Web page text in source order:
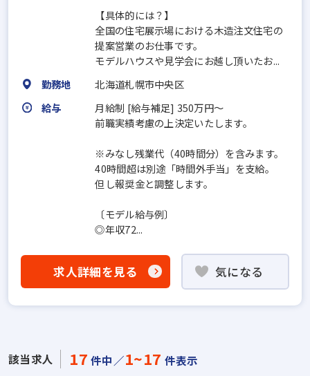
【具体的には？】
全国の住宅展示場における木造注文住宅の
提案営業のお仕事です。
モデルハウスや見学会にお越し頂いたお...
勤務地
北海道札幌市中央区
給与
月給制 [給与補足] 350万円～
前職実績考慮の上決定いたします。
※みなし残業代（40時間分）を含みます。
40時間超は別途「時間外手当」を支給。
但し報奨金と調整します。
〔モデル給与例〕
◎年収72...
求人詳細を見る 気になる
該当求人 17 件中／1~17 件表示